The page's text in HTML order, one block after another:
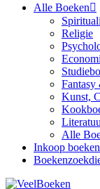
Alle Boeken
Religie
Fantasy
Kunst,
Alle
Inkoop boeken